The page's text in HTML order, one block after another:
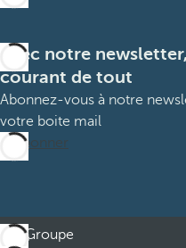
Avec notre
courant de tout
Abonnez-vous à notre
votre boite mail
M’abonner
Groupe